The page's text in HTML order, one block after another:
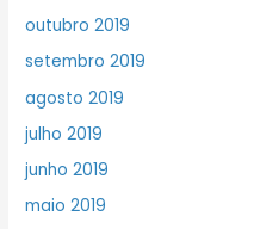
outubro 2019
setembro 2019
agosto 2019
julho 2019
junho 2019
maio 2019